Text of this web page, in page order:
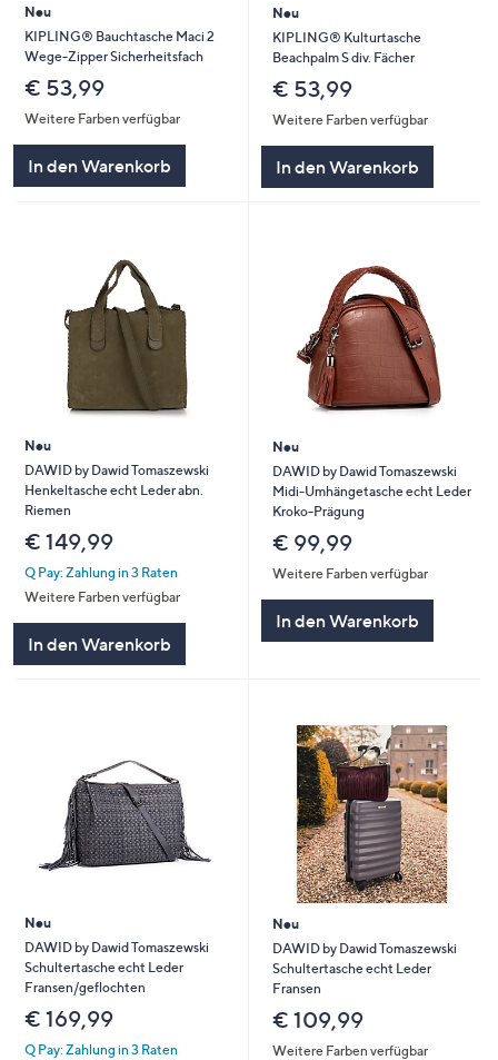
Neu
KIPLING® Bauchtasche Maci 2
Wege-Zipper Sicherheitsfach
€ 53,99
Weitere Farben verfügbar
In den Warenkorb
Neu
KIPLING® Kulturtasche
Beachpalm S div. Fächer
€ 53,99
Weitere Farben verfügbar
In den Warenkorb
Neu
DAWID by Dawid Tomaszewski
Henkeltasche echt Leder abn.
Riemen
€ 149,99
Q Pay: Zahlung in 3 Raten
Weitere Farben verfügbar
In den Warenkorb
Neu
DAWID by Dawid Tomaszewski
Midi-Umhängetasche echt Leder
Kroko-Prägung
€ 99,99
Weitere Farben verfügbar
In den Warenkorb
Neu
DAWID by Dawid Tomaszewski
Schultertasche echt Leder
Fransen/geflochten
€ 169,99
Q Pay: Zahlung in 3 Raten
Neu
DAWID by Dawid Tomaszewski
Schultertasche echt Leder
Fransen
€ 109,99
Weitere Farben verfügbar